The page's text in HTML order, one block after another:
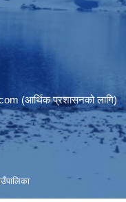
(आर्थिक प्रशासनको लागि)